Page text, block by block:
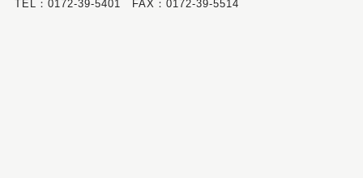
TEL：0172-39-5401 FAX：0172-39-5514